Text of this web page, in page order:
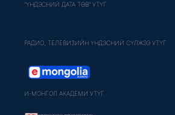
"ҮНДЭСНИЙ ДАТА ТӨВ" УТҮГ
РАДИО, ТЕЛЕВИЗИЙН ҮНДЭСНИЙ СҮЛЖЭЭ УТҮГ
И-МОНГОЛ АКАДЕМИ УТҮГ